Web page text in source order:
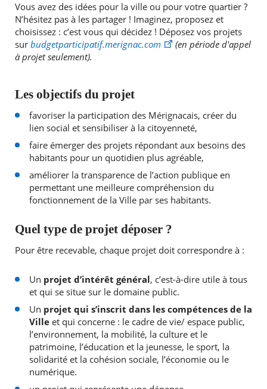
Vous avez des idées pour la ville ou pour votre quartier ?
N’hésitez pas à les partager ! Imaginez, proposez et
choisissez : c’est vous qui décidez ! Déposez vos projets
surbudgetparticipatif.merignac.com
(en période d'appel
à projet seulement).
Les objectifs du projet
favoriser la participation des Mérignacais, créer du
lien social et sensibiliser à la citoyenneté,
faire émerger des projets répondant aux besoins des
habitants pour un quotidien plus agréable,
améliorer la transparence de l’action publique en
permettant une meilleure compréhension du
fonctionnement de la Ville par ses habitants.
Quel type de projet déposer ?
Pour être recevable, chaque projet doit correspondre à :
Un projet d’intérêt général, c’est-à-dire utile à tous
et qui se situe sur le domaine public.
Un projet qui s’inscrit dans les compétences de la
Villeet qui concerne : le cadre de vie/ espace public,
l’environnement, la mobilité, la culture et le
patrimoine, l’éducation et la jeunesse, le sport, la
solidarité et la cohésion sociale, l’économie ou le
numérique.